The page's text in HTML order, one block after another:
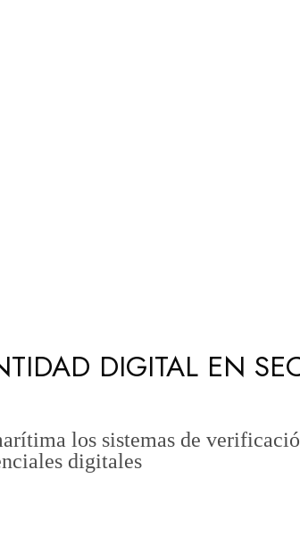
DIGITAL EN
los sistemas de
digitales